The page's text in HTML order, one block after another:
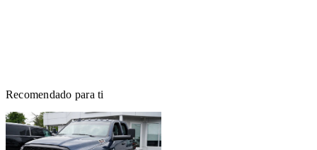
Recomendado para ti